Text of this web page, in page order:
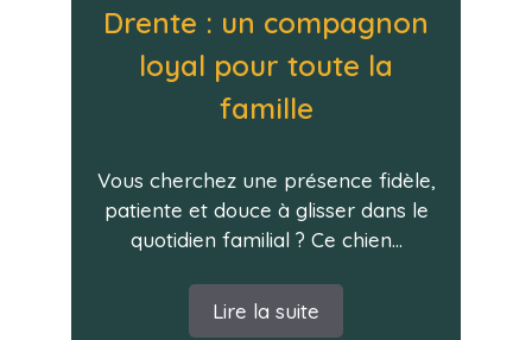
Drente : un compagnon
loyal pour toute la
famille
Vous cherchez une présence fidèle,
patiente et douce à glisser dans le
quotidien familial ? Ce chien...
Lire la suite